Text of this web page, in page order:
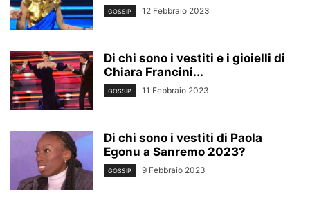
GOSSIP 12 Febbraio 2023
Di chi sono i vestiti e i gioielli di
Chiara Francini...
GOSSIP 11 Febbraio 2023
Di chi sono i vestiti di Paola
Egonu a Sanremo 2023?
GOSSIP 9 Febbraio 2023